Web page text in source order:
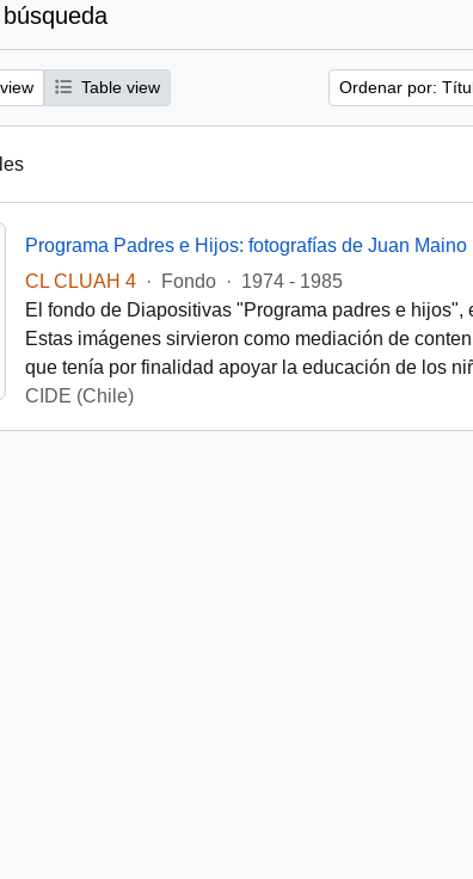
Table view Ordenar por:
Programa Padres e Hijos: fotografías de Juan Maino
CL CLUAH 4
· Fondo · 1974 - 1985
El fondo de Diapositivas "Programa padres e
Estas imágenes sirvieron como mediación de
que tenía por finalidad apoyar la educación de los
CIDE (Chile)